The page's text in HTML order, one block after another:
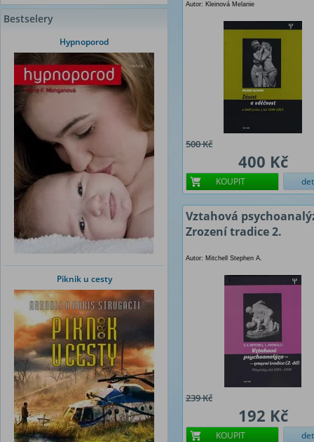
Bestselery
Hypnoporod
Piknik u cesty
Autor: Kleinová Melanie
500 Kč
400 Kč
KOUPIT
Vztahová
Zrození tradice 2.
Autor: Mitchell Stephen A.
239 Kč
192 Kč
KOUPIT